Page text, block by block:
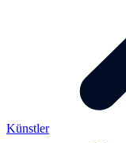
Künstler